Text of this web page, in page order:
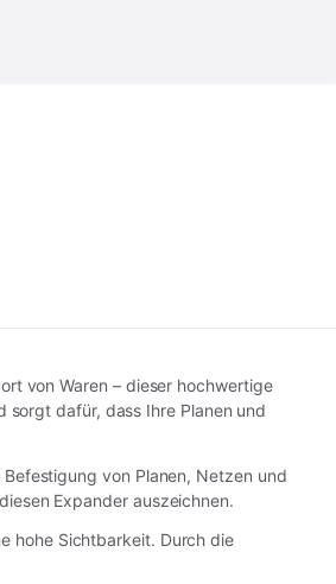
von Waren – dieser hochwertige
dafür, dass Ihre Planen und
von Planen, Netzen und
Expander auszeichnen.
hohe Sichtbarkeit. Durch die